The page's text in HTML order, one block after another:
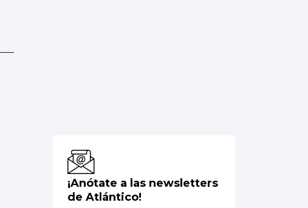
¡Anótate a las newsletters
de Atlántico!